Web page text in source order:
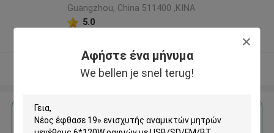
Αφήστε ένα μήνυμα
We bellen je snel terug!
Guangzhou, China 511400 ,ΚΙΝΑ
5.0
Δείτε περισσότερων
Αποκτήστε την καλύτερη τιμή για